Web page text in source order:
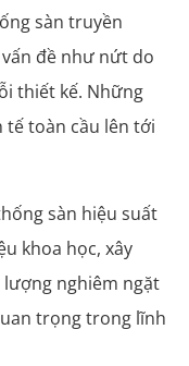
sàn truyền
đề như nứt do
thiết kế. Những
tế toàn cầu lên tới
sàn hiệu suất
khoa học, xây
lượng nghiêm ngặt
trọng trong lĩnh